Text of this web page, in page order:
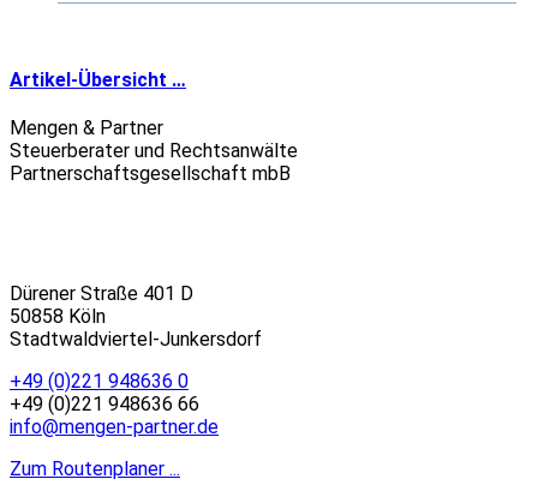
Artikel-Übersicht …
Mengen & Partner
Steuerberater und Rechtsanwälte
Partnerschaftsgesellschaft mbB
Dürener Straße 401 D
50858 Köln
Stadtwaldviertel-Junkersdorf
+49 (0)221 948636 0
+49 (0)221 948636 66
info@mengen-partner.de
Zum Routenplaner ...